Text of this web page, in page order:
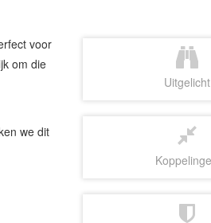
voor
om die
we dit
Uitgelicht